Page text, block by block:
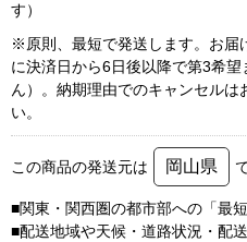
す）
※原則、最短で発送します。お届
に決済日から6日後以降で第3希
ん）。納期理由でのキャンセルは
い。
この商品の発送元は 岡山県
■関東・関西圏の都市部への「最
■配送地域や天候・道路状況・配